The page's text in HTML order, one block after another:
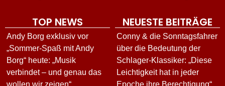
TOP NEWS
Andy Borg exklusiv vor
„Sommer-Spaß mit Andy
Borg“ heute: „Musik
verbindet – und genau das
wollen wir zeigen“
NEUESTE BEITRÄGE
Conny & die Sonntagsfahrer
über die Bedeutung der
Schlager-Klassiker: „Diese
Leichtigkeit hat in jeder
Epoche ihre Berechtigung“